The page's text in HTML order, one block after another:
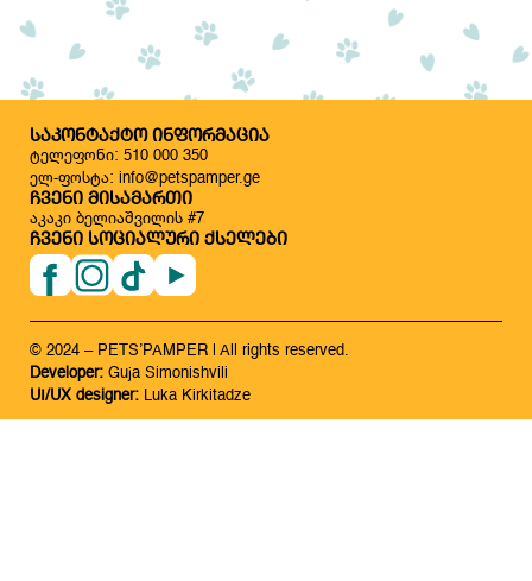
ᲡᲐᲙᲝᲜᲢᲐᲥᲢᲝ ᲘᲜᲤᲝᲠᲛᲐᲪᲘᲐ
ტელეფონი: 510 000 350
ელ-ფოსტა: info@petspamper.ge
ᲩᲕᲔᲜᲘ ᲛᲘᲡᲐᲛᲐᲠᲗᲘ
აკაკი ბელიაშვილის #7
ᲩᲕᲔᲜᲘ ᲡᲝᲪᲘᲐᲚᲣᲠᲘ ᲥᲡᲔᲚᲔᲑᲘ
© 2024 – PETS’PAMPER | All rights reserved.
Developer: Guja Simonishvili
UI/UX designer:
Luka Kirkitadze